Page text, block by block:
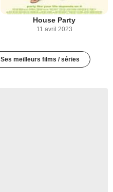
House Party
11 avril 2023
Ses meilleurs films / séries